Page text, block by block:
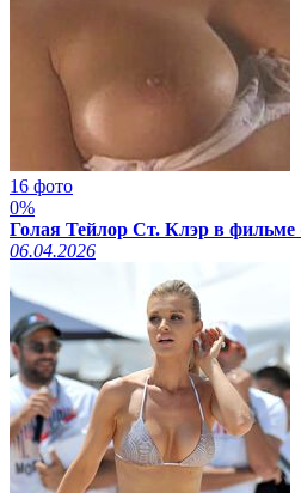
16 фото
0%
Голая Тейлор Ст. Клэр в фильме
06.04.2026